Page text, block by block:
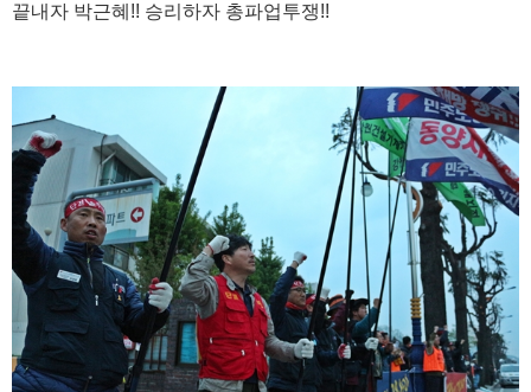
끝내자 박근혜!! 승리하자 총파업투쟁!!